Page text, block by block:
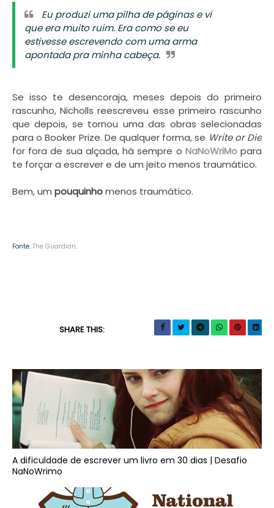
Eu produzi uma pilha de páginas e vi
que era muito ruim. Era como se eu
estivesse escrevendo com uma arma
apontada pra minha cabeça.
Se isso te desencoraja, meses depois do primeiro
rascunho, Nicholls reescreveu esse primeiro rascunho
que depois, se tornou uma das obras selecionadas
para o Booker Prize. De qualquer forma, se Write or Die
for fora de sua alçada, há sempre o NaNoWriMo para
te forçar a escrever e de um jeito menos traumático.
Bem, um pouquinhomenos traumático.
Fonte: The Guardian.
SHARE THIS:
A dificuldade de escrever um livro em 30 dias | Desafio
NaNoWrimo